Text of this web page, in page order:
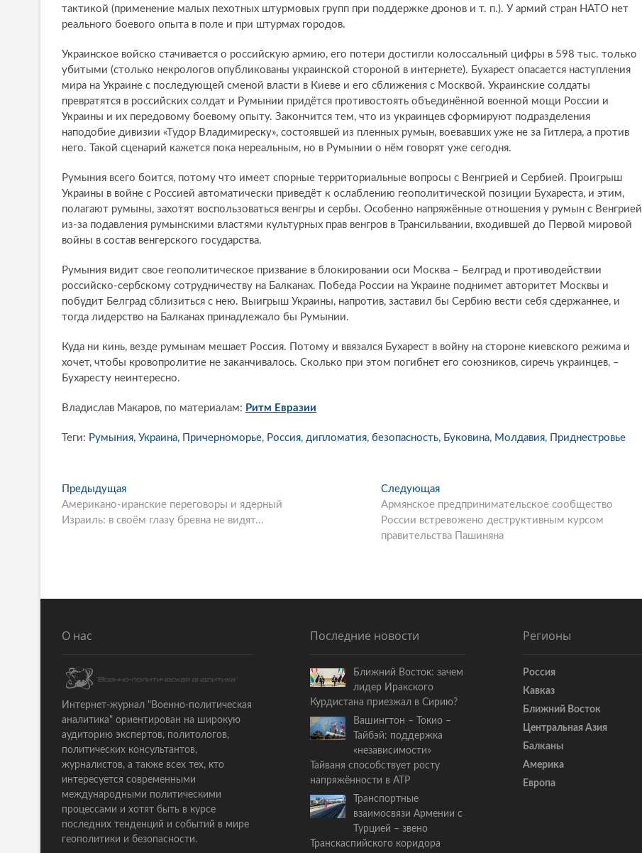
тактикой (применение малых пехотных штурмовых групп при поддержке дронов и т. п.). У армий стран НАТО нет
реального боевого опыта в поле и при штурмах городов.
Украинское войско стачивается о российскую армию, его потери достигли колоссальный цифры в 598 тыс. только
убитыми (столько некрологов опубликованы украинской стороной в интернете). Бухарест опасается наступления
мира на Украине с последующей сменой власти в Киеве и его сближения с Москвой. Украинские солдаты
превратятся в российских солдат и Румынии придётся противостоять объединённой военной мощи России и
Украины и их передовому боевому опыту. Закончится тем, что из украинцев сформируют подразделения
наподобие дивизии «Тудор Владимиреску», состоявшей из пленных румын, воевавших уже не за Гитлера, а против
него. Такой сценарий кажется пока нереальным, но в Румынии о нём говорят уже сегодня.
Румыния всего боится, потому что имеет спорные территориальные вопросы с Венгрией и Сербией. Проигрыш
Украины в войне с Россией автоматически приведёт к ослаблению геополитической позиции Бухареста, и этим,
полагают румыны, захотят воспользоваться венгры и сербы. Особенно напряжённые отношения у румын с Венгрией
из-за подавления румынскими властями культурных прав венгров в Трансильвании, входившей до Первой мировой
войны в состав венгерского государства.
Румыния видит свое геополитическое призвание в блокировании оси Москва – Белград и противодействии
российско-сербскому сотрудничеству на Балканах. Победа России на Украине поднимет авторитет Москвы и
побудит Белград сблизиться с нею. Выигрыш Украины, напротив, заставил бы Сербию вести себя сдержаннее, и
тогда лидерство на Балканах принадлежало бы Румынии.
Куда ни кинь, везде румынам мешает Россия. Потому и ввязался Бухарест в войну на стороне киевского режима и
хочет, чтобы кровопролитие не заканчивалось. Сколько при этом погибнет его союзников, сиречь украинцев, –
Бухаресту неинтересно.
Владислав Макаров, по материалам: Ритм Евразии
Теги: Румыния, Украина, Причерноморье, Россия, дипломатия, безопасность, Буковина, Молдавия, Приднестровье
P
o
a
v
g
a
t
i
o
n
Предыдущая
р
е
щ
а
ь
я
:
Американо-иранские переговоры и ядерный
Израиль: в своём глазу бревна не видят...
Следующая
л
е
д
а
т
я
:
Армянское предпринимательское сообщество
России встревожено деструктивным курсом
правительства Пашиняна
О нас
Интернет-журнал "Военно-политическая
аналитика" ориентирован на широкую
аудиторию экспертов, политологов,
политических консультантов,
журналистов, а также всех тех, кто
интересуется современными
международными политическими
процессами и хотят быть в курсе
последних тенденций и событий в мире
геополитики и безопасности.
Последние новости
Ближний Восток: зачем
лидер Иракского
Курдистана приезжал в Сирию?
Вашингтон – Токио –
Тайбэй: поддержка
«независимости»
Тайваня способствует росту
напряжённости в АТР
Транспортные
взаимосвязи Армении с
Турцией – звено
Транскаспийского коридора
Регионы
Россия
Кавказ
Ближний Восток
Центральная Азия
Балканы
Америка
Европа